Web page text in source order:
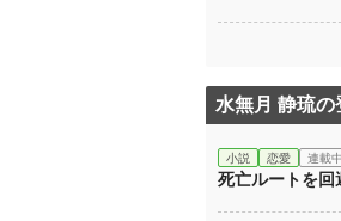
水無月 静琉
小説 恋愛 連載中
死亡ルートを回